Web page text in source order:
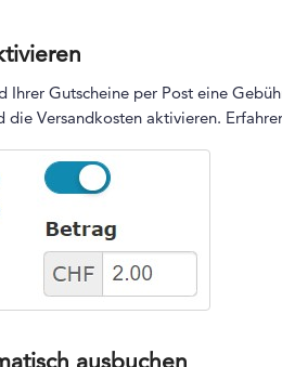
Ihrer Gutscheine per Post eine
die Versandkosten aktivieren.
ausbuchen